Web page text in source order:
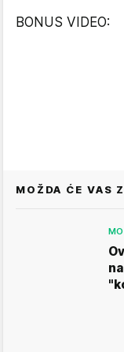
BONUS VIDEO:
MOŽDA ĆE VAS